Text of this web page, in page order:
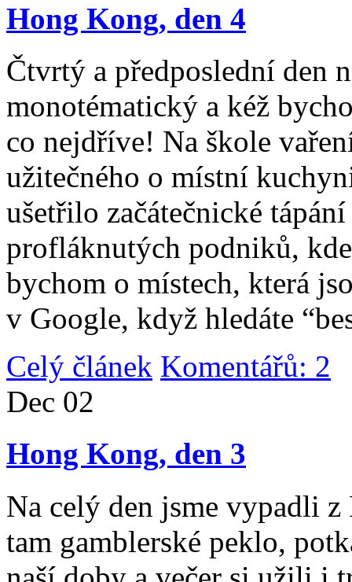
Hong Kong, den 4
Čtvrtý a předposlední den
monotématický a kéž
co nejdříve! Na škole
užitečného o místní
ušetřilo začátečnické
profláknutých podniků,
bychom o místech, která
v Google, když hledáte
Celý článek Komentářů: 2
Dec 02
Hong Kong, den 3
Na celý den jsme vypadli
tam gamblerské peklo,